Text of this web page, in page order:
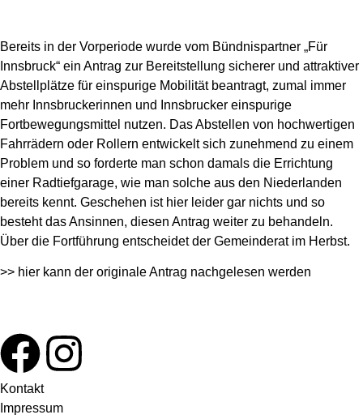
Bereits in der Vorperiode wurde vom Bündnispartner „Für
Innsbruck“ ein Antrag zur Bereitstellung sicherer und attraktiver
Abstellplätze für einspurige Mobilität beantragt, zumal immer
mehr Innsbruckerinnen und Innsbrucker einspurige
Fortbewegungsmittel nutzen. Das Abstellen von hochwertigen
Fahrrädern oder Rollern entwickelt sich zunehmend zu einem
Problem und so forderte man schon damals die Errichtung
einer Radtiefgarage, wie man solche aus den Niederlanden
bereits kennt. Geschehen ist hier leider gar nichts und so
besteht das Ansinnen, diesen Antrag weiter zu behandeln.
Über die Fortführung entscheidet der Gemeinderat im Herbst.
>> hier kann der originale Antrag nachgelesen werden
Kontakt
Impressum